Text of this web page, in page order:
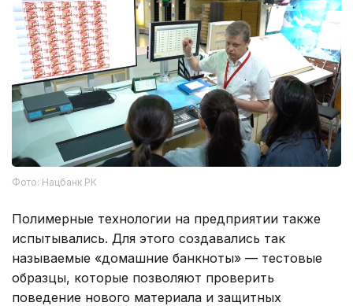
Фото: Нацбанк РК
Полимерные технологии на предприятии также
испытывались. Для этого создавались так
называемые «домашние банкноты» — тестовые
образцы, которые позволяют проверить
поведение нового материала и защитных